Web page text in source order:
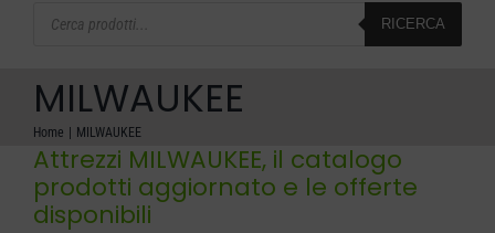
OFFERTE DEL MESE
AZIENDA
search
RICERCA
MILWAUKEE
Home MILWAUKEE
Attrezzi MILWAUKEE, il catalogo
prodotti aggiornato e le offerte
disponibili